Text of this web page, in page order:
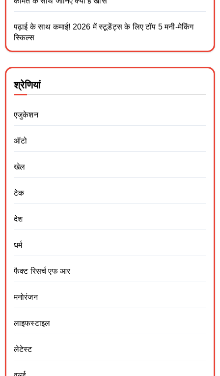
पढ़ाई के साथ कमाई! 2026 में स्टूडेंट्स के लिए टॉप 5 मनी-मेकिंग
स्किल्स
श्रेणियां
एजुकेशन
ऑटो
खेल
टेक
देश
धर्म
फैक्ट रिसर्च एफ आर
मनोरंजन
लाइफस्टाइल
लेटेस्ट